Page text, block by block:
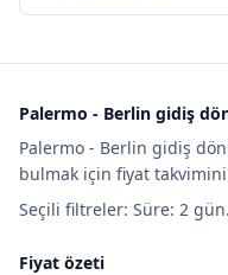
Palermo - Berlin gidiş
Palermo - Berlin gidiş
bulmak için fiyat
Seçili filtreler: Süre: 2 gün.
Fiyat özeti